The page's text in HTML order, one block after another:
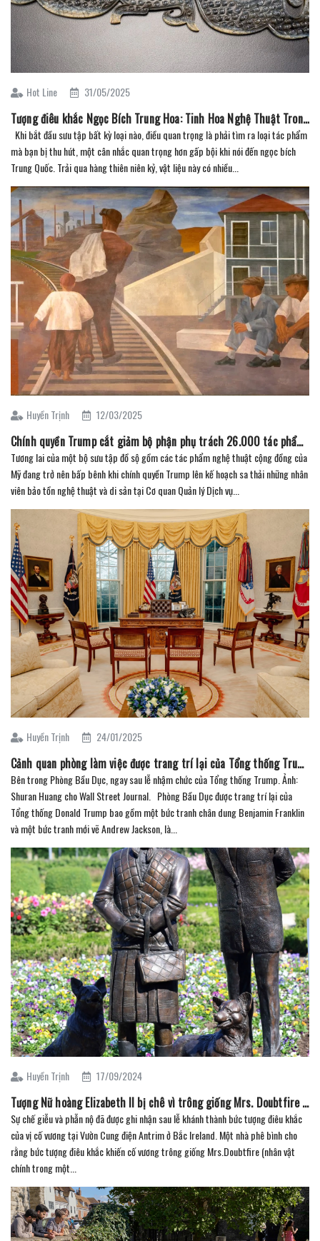
Hot Line 31/05/2025
Tượng điêu khắc Ngọc Bích Trung Hoa: Tinh Hoa Nghệ Thuật Trong Tầm Tay Người Sưu Tầm
Khi bắt đầu sưu tập bất kỳ loại nào, điều quan trọng là phải tìm ra loại tác phẩm
mà bạn bị thu hút, một cân nhắc quan trọng hơn gấp bội khi nói đến ngọc bích
Trung Quốc. Trải qua hàng thiên niên kỷ, vật liệu này có nhiều...
Huyền Trịnh 12/03/2025
Chính quyền Trump cắt giảm bộ phận phụ trách 26.000 tác phẩm nghệ thuật của Hoa Kỳ (Phần 2)
Tương lai của một bộ sưu tập đồ sộ gồm các tác phẩm nghệ thuật cộng đồng của
Mỹ đang trở nên bấp bênh khi chính quyền Trump lên kế hoạch sa thải những nhân
viên bảo tồn nghệ thuật và di sản tại Cơ quan Quản lý Dịch vụ...
Huyền Trịnh 24/01/2025
Cảnh quan phòng làm việc được trang trí lại của Tổng thống Trump – Phiên bản 2.0. (Phần 2)
Bên trong Phòng Bầu Dục, ngay sau lễ nhậm chức của Tổng thống Trump. Ảnh:
Shuran Huang cho Wall Street Journal. Phòng Bầu Dục được trang trí lại của
Tổng thống Donald Trump bao gồm một bức tranh chân dung Benjamin Franklin
và một bức tranh mới vẽ Andrew Jackson, là...
Huyền Trịnh 17/09/2024
Tượng Nữ hoàng Elizabeth II bị chê vì trông giống Mrs. Doubtfire hơn
Sự chế giễu và phẫn nộ đã được ghi nhận sau lễ khánh thành bức tượng điêu khắc
của vị cố vương tại Vườn Cung điện Antrim ở Bắc Ireland. Một nhà phê bình cho
rằng bức tượng điêu khắc khiến cố vương trông giống Mrs.Doubtfire (nhân vật
chính trong một...